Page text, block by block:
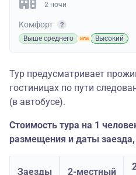
2 ночи
Комфорт
Выше среднего Высокий
Тур предусматривает
гостиницах по пути
(в автобусе).
Стоимость тура на 1
размещения и даты заезда,
Заезды 2-местный